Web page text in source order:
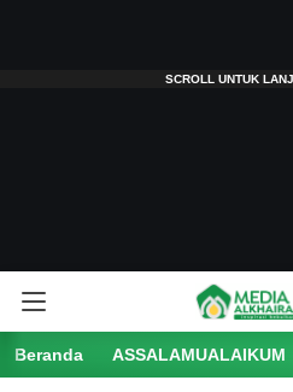
Beranda ASSALAMUALAIKUM